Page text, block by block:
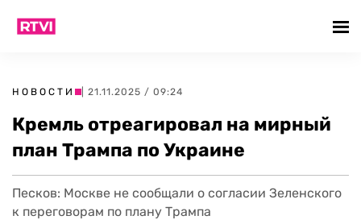
НОВОСТИ | 21.11.2025 / 09:24
Кремль отреагировал на мирный
план Трампа по Украине
Песков: Москве не сообщали о согласии Зеленского
к переговорам по плану Трампа